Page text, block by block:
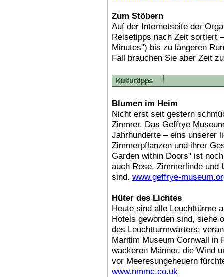
Zum Stöbern
Auf der Internetseite der
Reisetipps nach Zeit sortiert
Minutes") bis zu längeren
Fall brauchen Sie aber Zeit
Blumen im Heim
Nicht erst seit gestern
Zimmer. Das Geffrye
Jahrhunderte – eins unserer
Zimmerpflanzen und ihrer
Garden within Doors" ist
auch Rose, Zimmerlinde und
sind. www.geffrye-
Hüter des Lichtes
Heute sind alle Leuchttürme
Hotels geworden sind, siehe
des Leuchtturmwärters:
Maritim Museum Cornwall in
wackeren Männer, die Wind
vor Meeresungeheuern
www.nmmc.co.uk